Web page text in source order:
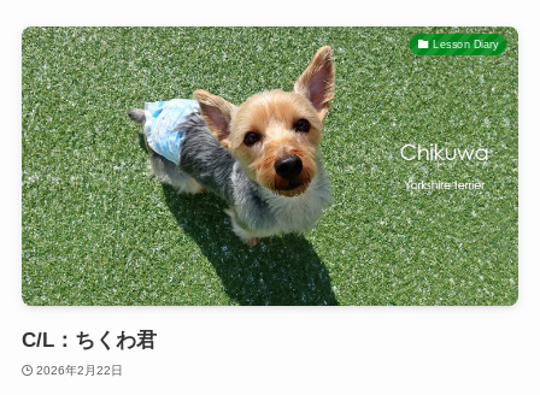
Lesson Diary
C/L：ちくわ君
2026年2月22日